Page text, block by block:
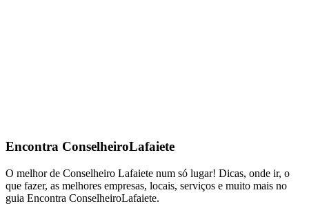
Encontra ConselheiroLafaiete
O melhor de Conselheiro Lafaiete num só lugar! Dicas, onde ir, o
que fazer, as melhores empresas, locais, serviços e muito mais no
guia Encontra ConselheiroLafaiete.